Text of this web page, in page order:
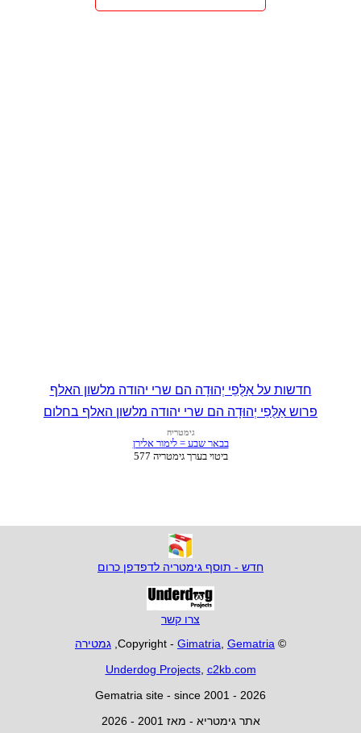
חדשות על אַלֻּפֵי יְהוּדָה הם שרי יהודה מלשון האלף
פרוש אַלֻּפֵי יְהוּדָה הם שרי יהודה מלשון האלף בחלום
חדש - תוסף גימטריה לדפדפן כרום
צרו קשר
© Copyright -
Gimatria, Gematria
, גמטירה
Underdog Projects, c2kb.com
Gematria site - since 2001 - 2026
אתר גימטריא - מאז 2001 - 2026